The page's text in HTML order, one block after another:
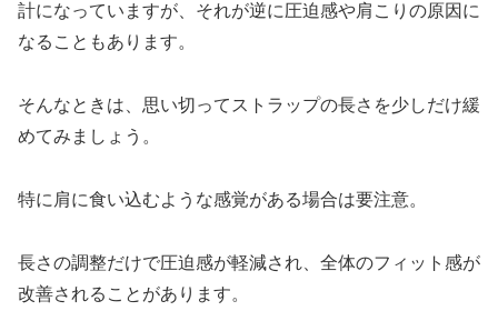
計になっていますが、それが逆に圧迫感や肩こりの原因に
なることもあります。
そんなときは、思い切ってストラップの長さを少しだけ緩
めてみましょう。
特に肩に食い込むような感覚がある場合は要注意。
長さの調整だけで圧迫感が軽減され、全体のフィット感が
改善されることがあります。